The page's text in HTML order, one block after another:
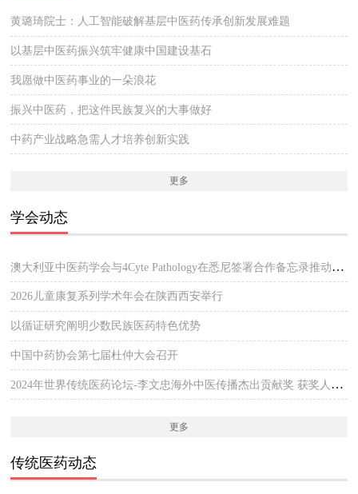
黄璐琦院士：人工智能破解基层中医药传承创新发展难题
以基层中医药振兴筑牢健康中国建设基石
我愿做中医药事业的一朵浪花
振兴中医药，把这件民族复兴的大事做好
中药产业战略急需人才培养创新实践
更多
学会动态
澳大利亚中医药学会与4Cyte Pathology在悉尼签署合作备忘录推动中医临床与现代病理检测协作 开启澳大利亚中医专业发展新篇章
2026儿童康复系列学术年会在陕西西安举行
以循证研究阐明少数民族医药特色优势
中国中药协会第七届杜仲大会召开
2024年世界传统医药论坛-李文忠海外中医传播杰出贡献奖 获奖人员公示
更多
传统医药动态